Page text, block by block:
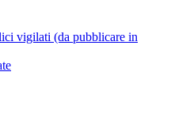
vigilati (da pubblicare in